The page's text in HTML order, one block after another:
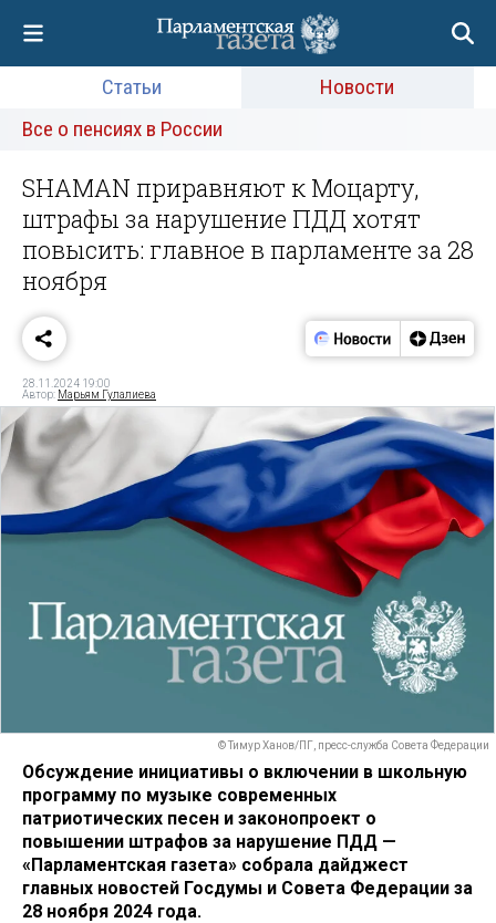
Статьи
Новости
Все о пенсиях в России
SHAMAN приравняют к Моцарту,
штрафы за нарушение ПДД хотят
повысить: главное в парламенте за 28
ноября
28.11.2024 19:00
Автор: Марьям Гулалиева
© Тимур Ханов/ПГ, пресс-служба Совета Федерации
Обсуждение инициативы о включении в школьную
программу по музыке современных
патриотических песен и законопроект о
повышении штрафов за нарушение ПДД —
«Парламентская газета» собрала дайджест
главных новостей Госдумы и Совета Федерации за
28 ноября 2024 года.